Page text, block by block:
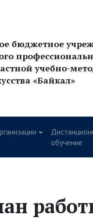
бюджетное
учебно-
«Байкал»
обучение